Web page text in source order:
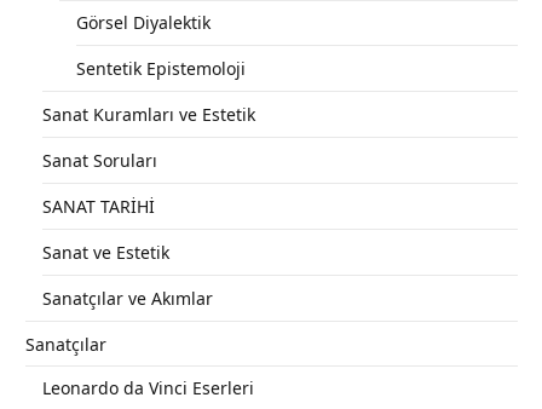
Görsel Diyalektik
Sentetik Epistemoloji
Sanat Kuramları ve Estetik
Sanat Soruları
SANAT TARİHİ
Sanat ve Estetik
Sanatçılar ve Akımlar
Sanatçılar
Leonardo da Vinci Eserleri